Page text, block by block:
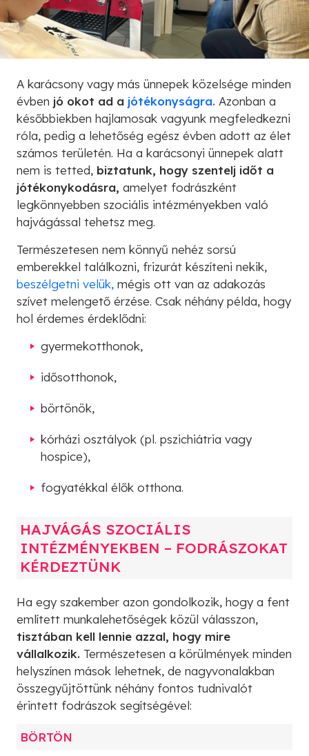
A karácsony vagy más ünnepek közelsége minden
évben jó okot ad a jótékonyságra. Azonban a
későbbiekben hajlamosak vagyunk megfeledkezni
róla, pedig a lehetőség egész évben adott az élet
számos területén. Ha a karácsonyi ünnepek alatt
nem is tetted, biztatunk, hogy szentelj időt a
jótékonykodásra, amelyet fodrászként
legkönnyebben szociális intézményekben való
hajvágással tehetsz meg.
Természetesen nem könnyű nehéz sorsú
emberekkel találkozni, frizurát készíteni nekik,
beszélgetni velük, mégis ott van az adakozás
szívet melengető érzése. Csak néhány példa, hogy
hol érdemes érdeklődni:
gyermekotthonok,
idősotthonok,
börtönök,
kórházi osztályok (pl. pszichiátria vagy
hospice),
fogyatékkal élők otthona.
HAJVÁGÁS SZOCIÁLIS
INTÉZMÉNYEKBEN – FODRÁSZOKAT
KÉRDEZTÜNK
Ha egy szakember azon gondolkozik, hogy a fent
említett munkalehetőségek közül válasszon,
tisztában kell lennie azzal, hogy mire
vállalkozik. Természetesen a körülmények minden
helyszínen mások lehetnek, de nagyvonalakban
összegyűjtöttünk néhány fontos tudnivalót
érintett fodrászok segítségével:
BÖRTÖN